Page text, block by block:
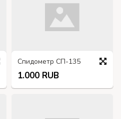
Спидометр СП-135
1.000 RUB